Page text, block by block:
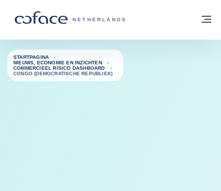
COFACE, FOR TRADE - GROEP
NETHERLANDS
Terug naar startpagina
STARTPAGINA
NIEUWS, ECONOMIE EN INZICHTEN
COMMERCIEEL RISICO DASHBOARD
CONGO (DEMOCRATISCHE REPUBLIEK)